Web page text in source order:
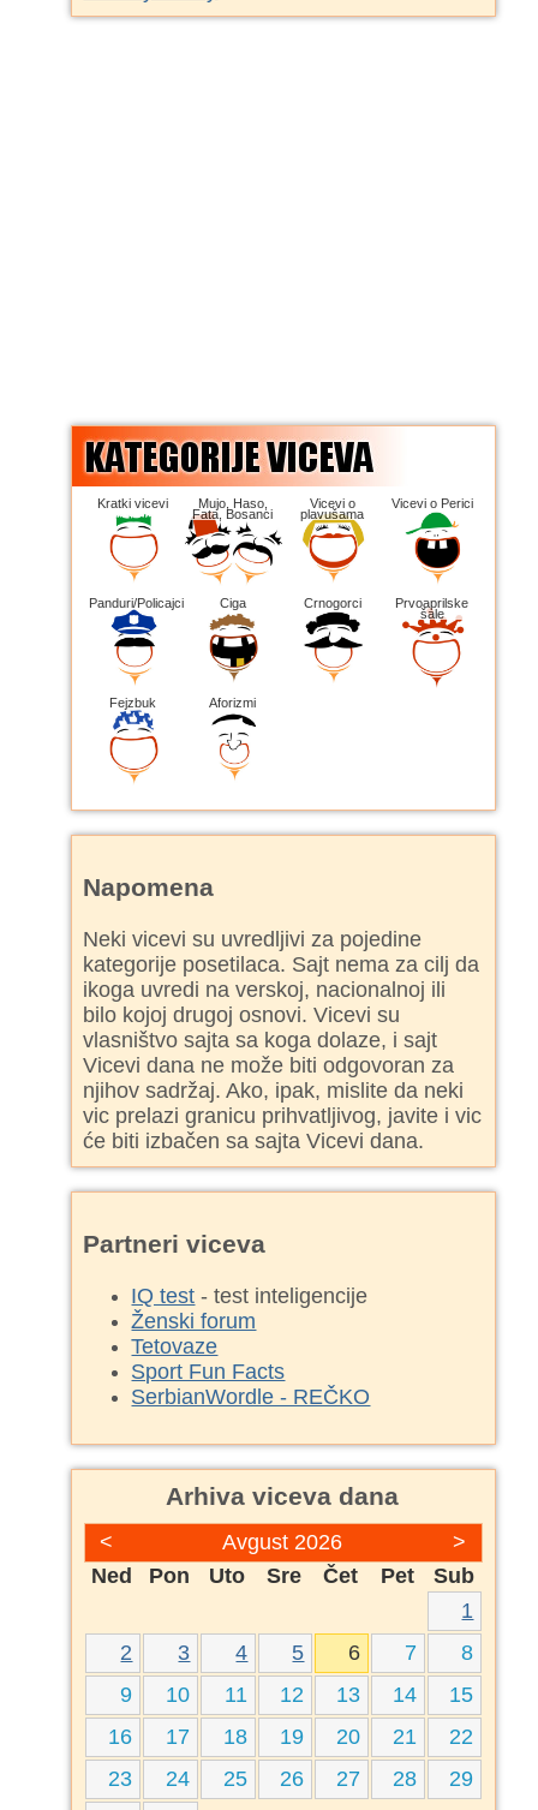
Kratki vicevi Mujo, Haso,
Fata, Bosanci
Vicevi o
plavušama
Vicevi o Perici
Panduri/Policajci Ciga Crnogorci Prvoaprilske
šale
Fejzbuk Aforizmi
Napomena
Neki vicevi su uvredljivi za pojedine
kategorije posetilaca. Sajt nema za cilj da
ikoga uvredi na verskoj, nacionalnoj ili
bilo kojoj drugoj osnovi. Vicevi su
vlasništvo sajta sa koga dolaze, i sajt
Vicevi dana ne može biti odgovoran za
njihov sadržaj. Ako, ipak, mislite da neki
vic prelazi granicu prihvatljivog, javite i vic
će biti izbačen sa sajta Vicevi dana.
Partneri viceva
IQ test - test inteligencije
Ženski forum
Tetovaze
Sport Fun Facts
SerbianWordle - REČKO
Arhiva viceva dana
< >
Avgust 2026
Ned
Pon Uto Sre Čet Pet
Sub
1
2
3 4 5 6 7
8
9
10 11 12 13 14
15
16
17 18 19 20 21
22
23
24 25 26 27 28
29